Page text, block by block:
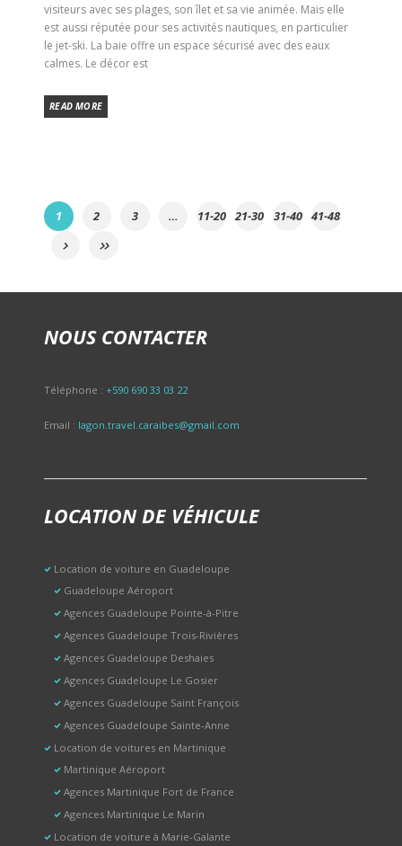
visiteurs avec ses plages, son îlet et sa vie animée. Mais elle
est aussi réputée pour ses activités nautiques, en particulier
le jet-ski. La baie offre un espace sécurisé avec des eaux
calmes. Le décor est
READ MORE
1 2 3 … 11-20 21-30 31-40 41-48
NOUS CONTACTER
Téléphone : +590 690 33 03 22
Email : lagon.travel.caraibes@gmail.com
LOCATION DE VÉHICULE
Location de voiture en Guadeloupe
Guadeloupe Aéroport
Agences Guadeloupe Pointe-à-Pitre
Agences Guadeloupe Trois-Rivières
Agences Guadeloupe Deshaies
Agences Guadeloupe Le Gosier
Agences Guadeloupe Saint François
Agences Guadeloupe Sainte-Anne
Location de voitures en Martinique
Martinique Aéroport
Agences Martinique Fort de France
Agences Martinique Le Marin
Location de voiture à Marie-Galante